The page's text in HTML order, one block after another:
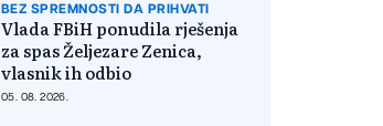
BEZ SPREMNOSTI DA PRIHVATI
Vlada FBiH ponudila rješenja
za spas Željezare Zenica,
vlasnik ih odbio
05. 08. 2026.